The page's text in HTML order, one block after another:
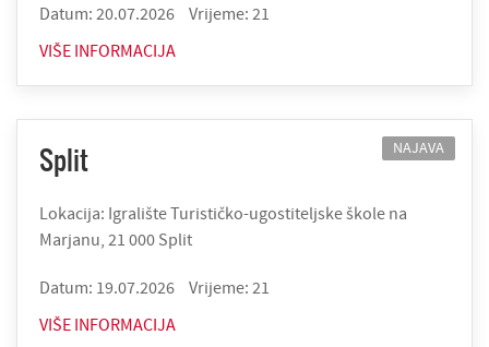
Datum: 20.07.2026
Vrijeme: 21
VIŠE INFORMACIJA
NAJAVA
Split
Lokacija: Igralište Turističko-ugostiteljske škole na
Marjanu, 21 000 Split
Datum: 19.07.2026
Vrijeme: 21
VIŠE INFORMACIJA